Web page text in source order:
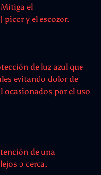
el
y el escozor.
de luz azul que
evitando dolor de
ocasionados por el uso
de una
o cerca.